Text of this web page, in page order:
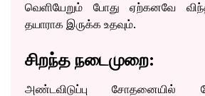
வெளியேறும் போது ஏற்கனவே
தயாராக இருக்க உதவும்.
சிறந்த நடைமுறை:
அண்டவிடுப்பு சோதனையில்